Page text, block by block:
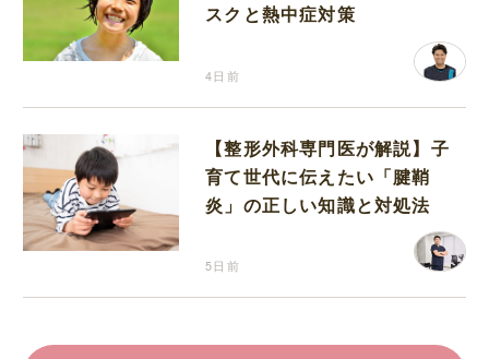
スクと熱中症対策
4日前
【整形外科専門医が解説】子
育て世代に伝えたい「腱鞘
炎」の正しい知識と対処法
5日前